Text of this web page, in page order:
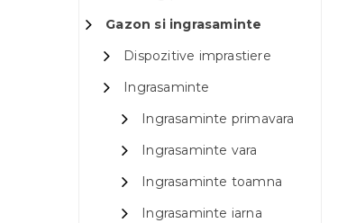
Gazon si ingrasaminte
Dispozitive imprastiere
Ingrasaminte
Ingrasaminte primavara
Ingrasaminte vara
Ingrasaminte toamna
Ingrasaminte iarna